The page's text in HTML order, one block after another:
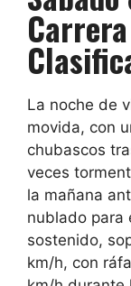
La noche de
movida, con
chubascos
veces
la mañana
nublado para
sostenido,
km/h, con